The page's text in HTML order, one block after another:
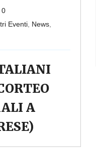
0
Eventi News
A